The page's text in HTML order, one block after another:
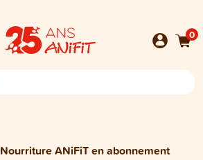
0
Nourriture ANiFiT en abonnement